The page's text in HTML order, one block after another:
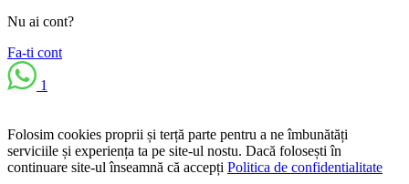
Nu ai cont?
Fa-ti cont
1
Folosim cookies proprii și terță parte pentru a ne îmbunătăți
serviciile și experiența ta pe site-ul nostu. Dacă folosești în
continuare site-ul înseamnă că accepți Politica de confidentialitate